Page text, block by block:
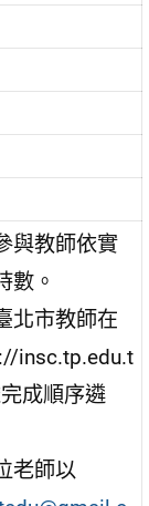
與教師依實
數。
北市教師在
insc.tp.edu.t
成順序遴
老師以